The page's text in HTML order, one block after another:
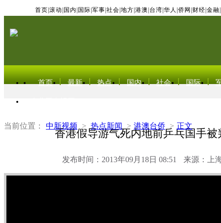
首页 滚动 国内 国际 军事 社会 地方 港澳 台湾 华人 侨网 财经 金融
首页 最新 热点 国内 社会 国际
当前位置： 中新视频 > 热点新闻 > 港澳台侨 > 正文
香港假导游气死内地前乒乓国手被
发布时间：2013年09月18日 08:51 来源：上